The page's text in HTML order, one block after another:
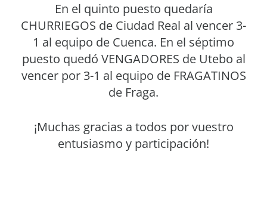
En el quinto puesto quedaría
CHURRIEGOS de Ciudad Real al vencer 3-
1 al equipo de Cuenca. En el séptimo
puesto quedó VENGADORES de Utebo al
vencer por 3-1 al equipo de FRAGATINOS
de Fraga.
¡Muchas gracias a todos por vuestro
entusiasmo y participación!